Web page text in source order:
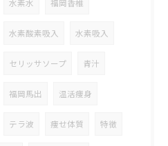
水素水 福岡香椎
水素酸素吸入 水素吸入
セリッサソープ 青汁
福岡馬出 温活痩身
テラ波 痩せ体質 特徴